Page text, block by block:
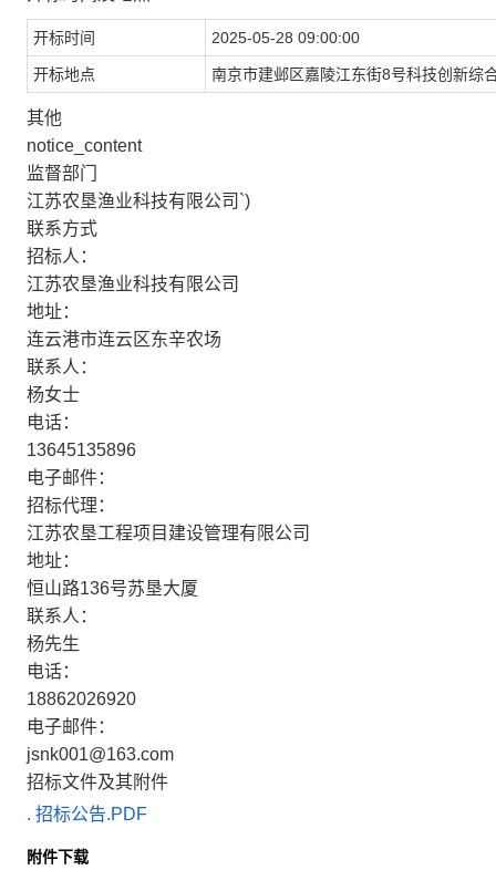
开标时间 2025-05-28 09:00:00
开标地点 南京市建邺区嘉陵江东街8号科技创新综
其他
notice_content
监督部门
江苏农垦渔业科技有限公司`)
联系方式
招标人：
江苏农垦渔业科技有限公司
地址：
连云港市连云区东辛农场
联系人：
杨女士
电话：
13645135896
电子邮件：
招标代理：
江苏农垦工程项目建设管理有限公司
地址：
恒山路136号苏垦大厦
联系人：
杨先生
电话：
18862026920
电子邮件：
jsnk001@163.com
招标文件及其附件
. 招标公告.PDF
附件下载